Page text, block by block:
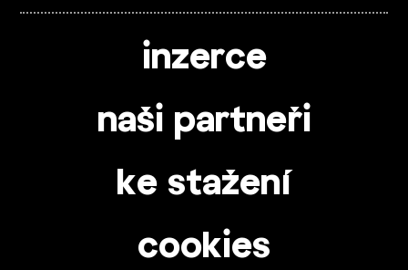
inzerce
naši partneři
ke stažení
cookies